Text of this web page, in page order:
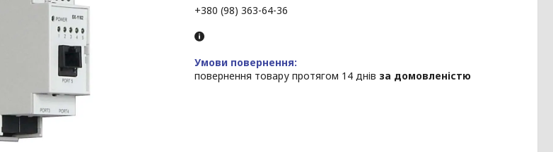
+380 (98) 363-64-36
повернення товару протягом 14 днів за домовленістю